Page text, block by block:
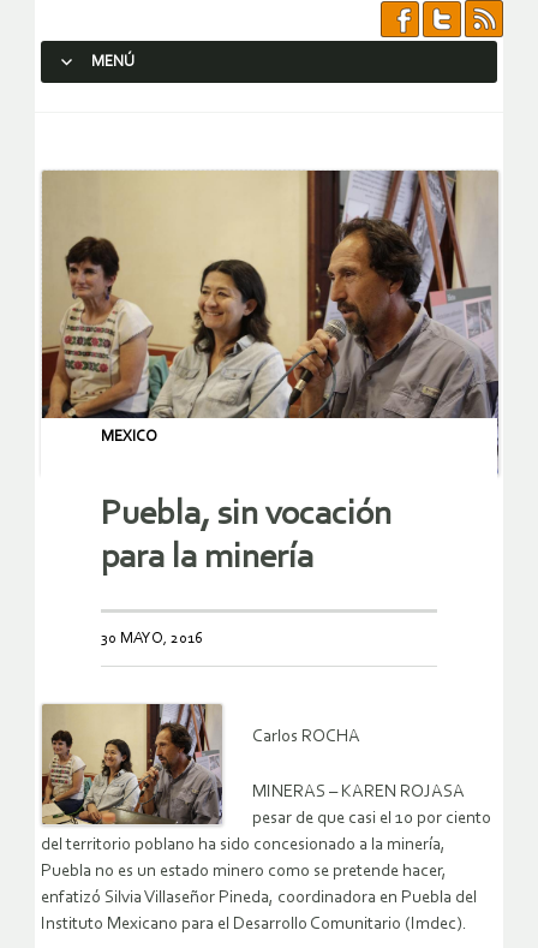
MENÚ
MEXICO
Puebla, sin vocación
para la minería
30 MAYO, 2016
Carlos ROCHA
MINERAS – KAREN ROJASA
pesar de que casi el 10 por ciento
del territorio poblano ha sido concesionado a la minería,
Puebla no es un estado minero como se pretende hacer,
enfatizó Silvia Villaseñor Pineda, coordinadora en Puebla del
Instituto Mexicano para el Desarrollo Comunitario (Imdec).